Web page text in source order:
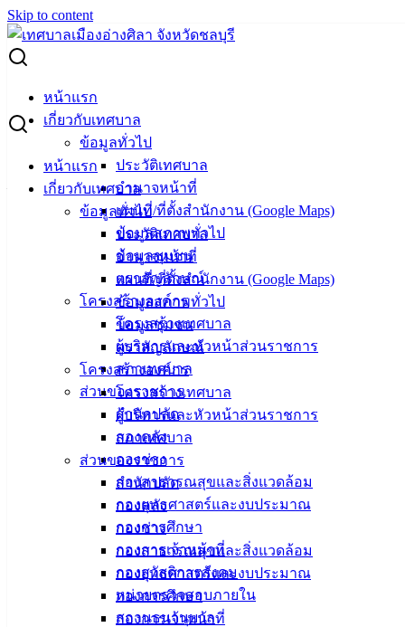
Skip to content
หน้าแรก
เกี่ยวกับเทศบาล
ข้อมูลทั่วไป
ประวัติเทศบาล
อำนาจหน้าที่
แผนที่/ที่ตั้งสำนักงาน (Google Maps)
ข้อมูลสภาพทั่วไป
ข้อมูลชุมชน
ตราสัญลักษณ์
โครงสร้างองค์กร
โครงสร้างเทศบาล
ผู้บริหารและหัวหน้าส่วนราชการ
สภาเทศบาล
ส่วนของราชการ
สำนักปลัด
กองคลัง
กองช่าง
กองสาธารณสุขและสิ่งแวดล้อม
กองยุทธศาสตร์และงบประมาณ
กองการศึกษา
กองการเจ้าหน้าที่
กองสวัสดิการสังคม
หน่วยตรวจสอบภายใน
สถานธนานุบาล
หน้าแรก
เกี่ยวกับเทศบาล
ข้อมูลทั่วไป
ประวัติเทศบาล
อำนาจหน้าที่
แผนที่/ที่ตั้งสำนักงาน (Google Maps)
ข้อมูลสภาพทั่วไป
ข้อมูลชุมชน
ตราสัญลักษณ์
โครงสร้างองค์กร
โครงสร้างเทศบาล
ผู้บริหารและหัวหน้าส่วนราชการ
สภาเทศบาล
ส่วนของราชการ
สำนักปลัด
กองคลัง
กองช่าง
กองสาธารณสุขและสิ่งแวดล้อม
กองยุทธศาสตร์และงบประมาณ
กองการศึกษา
กองการเจ้าหน้าที่
Search for:
ประกวดราคา โครงการก่อสร้างถนนคอนกรีตฯ แยกซอย 22
มิตรสัมพันธ์
ประกวดราคา โครงการก่อสร้างถนนคอนก
รีตฯ แยกซอย 22 มิตรสัมพันธ์
สิงหาคม 20, 2025สิงหาคม 20, 2025
ประกาศจัดซื้อจัดจ้าง